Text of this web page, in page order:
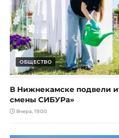
ОБЩЕСТВО
В Нижнекамске подвели
смены СИБУРа»
Вчера, 19:00